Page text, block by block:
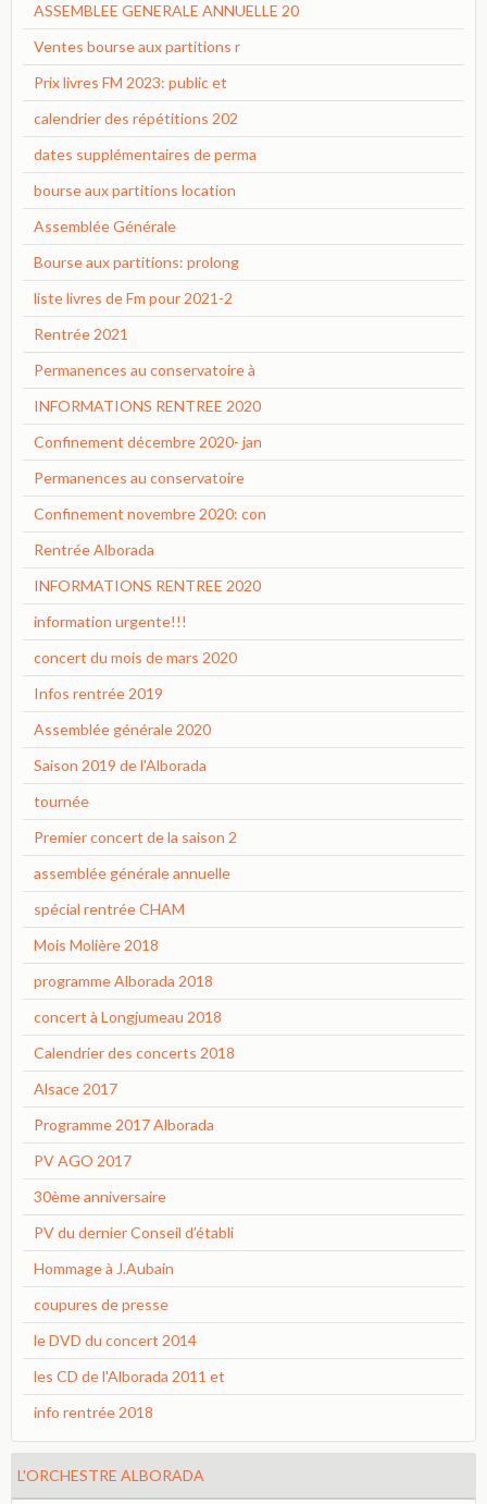
ASSEMBLEE GENERALE ANNUELLE 20
Ventes bourse aux partitions r
Prix livres FM 2023: public et
calendrier des répétitions 202
dates supplémentaires de perma
bourse aux partitions location
Assemblée Générale
Bourse aux partitions: prolong
liste livres de Fm pour 2021-2
Rentrée 2021
Permanences au conservatoire à
INFORMATIONS RENTREE 2020
Confinement décembre 2020- jan
Permanences au conservatoire
Confinement novembre 2020: con
Rentrée Alborada
INFORMATIONS RENTREE 2020
information urgente!!!
concert du mois de mars 2020
Infos rentrée 2019
Assemblée générale 2020
Saison 2019 de l'Alborada
tournée
Premier concert de la saison 2
assemblée générale annuelle
spécial rentrée CHAM
Mois Molière 2018
programme Alborada 2018
concert à Longjumeau 2018
Calendrier des concerts 2018
Alsace 2017
Programme 2017 Alborada
PV AGO 2017
30ème anniversaire
PV du dernier Conseil d’établi
Hommage à J.Aubain
coupures de presse
le DVD du concert 2014
les CD de l'Alborada 2011 et
info rentrée 2018
L'ORCHESTRE ALBORADA